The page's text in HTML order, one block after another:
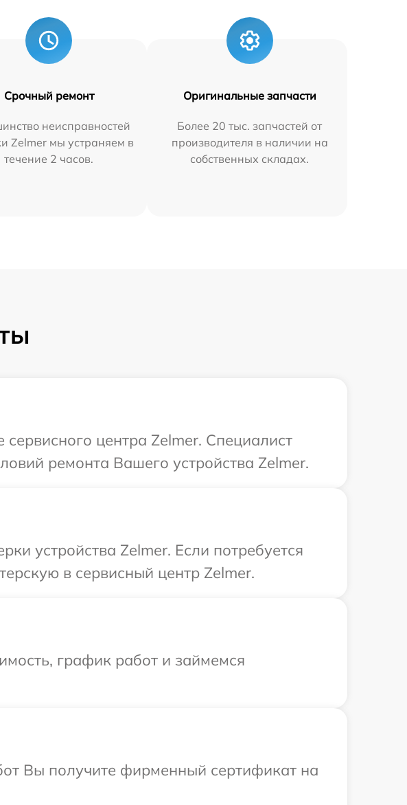
Срочный ремонт
неисправностей
Zelmer мы устраняем в
течение 2 часов.
Оригинальные запчасти
Более 20 тыс. запчастей от
производителя в наличии на
собственных складах.
центра Zelmer. Специалист
ремонта Вашего устройства Zelmer.
устройства Zelmer. Если потребуется
в сервисный центр Zelmer.
график работ и займемся
Вы получите фирменный сертификат на